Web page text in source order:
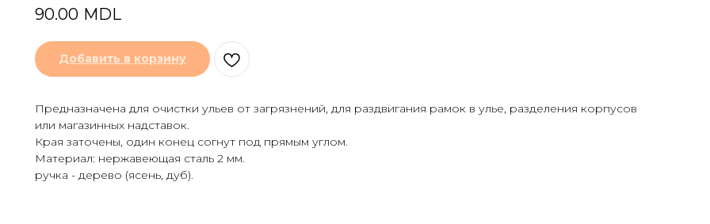
90.00 MDL
Добавить в корзину
Предназначена для очистки ульев от загрязнений, для раздвигания рамок в улье, разделения корпусов
или магазинных надставок.
Края заточены, один конец согнут под прямым углом.
Материал: нержавеющая сталь 2 мм.
ручка - дерево (ясень, дуб).